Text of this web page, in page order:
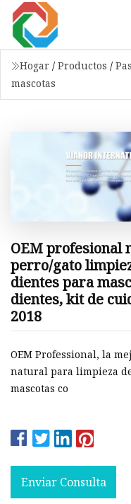
Hogar / Productos /
mascotas
OEM profesional
perro/gato
dientes para
dientes, kit de
2018
OEM Professional, la
natural para limpieza
mascotas co
Enviar Consulta